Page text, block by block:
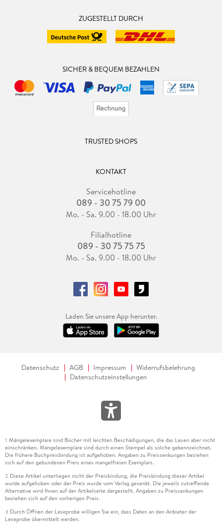
ZUGESTELLT DURCH
SICHER & BEQUEM BEZAHLEN
TRUSTED SHOPS
KONTAKT
Servicehotline
089 - 30 75 79 00
Mo. - Sa. 9.00 - 18.00 Uhr
Filialhotline
089 - 30 75 75 75
Mo. - Sa. 9.00 - 18.00 Uhr
Laden Sie unsere App herunter.
Datenschutz AGB Impressum
Widerrufsbelehrung
Datenschutzeinstellungen
1 Mängelexemplare sind Bücher mit leichten Beschädigungen, die das Lesen aber nicht
einschränken. Mängelexemplare sind durch einen Stempel als solche gekennzeichnet.
Die frühere Buchpreisbindung ist aufgehoben. Angaben zu Preissenkungen beziehen
sich auf den gebundenen Preis eines mangelfreien Exemplars.
2 Diese Artikel unterliegen nicht der Preisbindung, die Preisbindung dieser Artikel
wurde aufgehoben oder der Preis wurde vom Verlag gesenkt. Die jeweils zutreffende
Alternative wird Ihnen auf der Artikelseite dargestellt. Angaben zu Preissenkungen
beziehen sich auf den vorherigen Preis.
3 Durch Öffnen der Leseprobe willigen Sie ein, dass Daten an den Anbieter der
Leseprobe übermittelt werden.